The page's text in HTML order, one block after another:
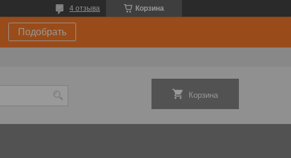
Корзина
4 отзыва
Подобрать
Корзина